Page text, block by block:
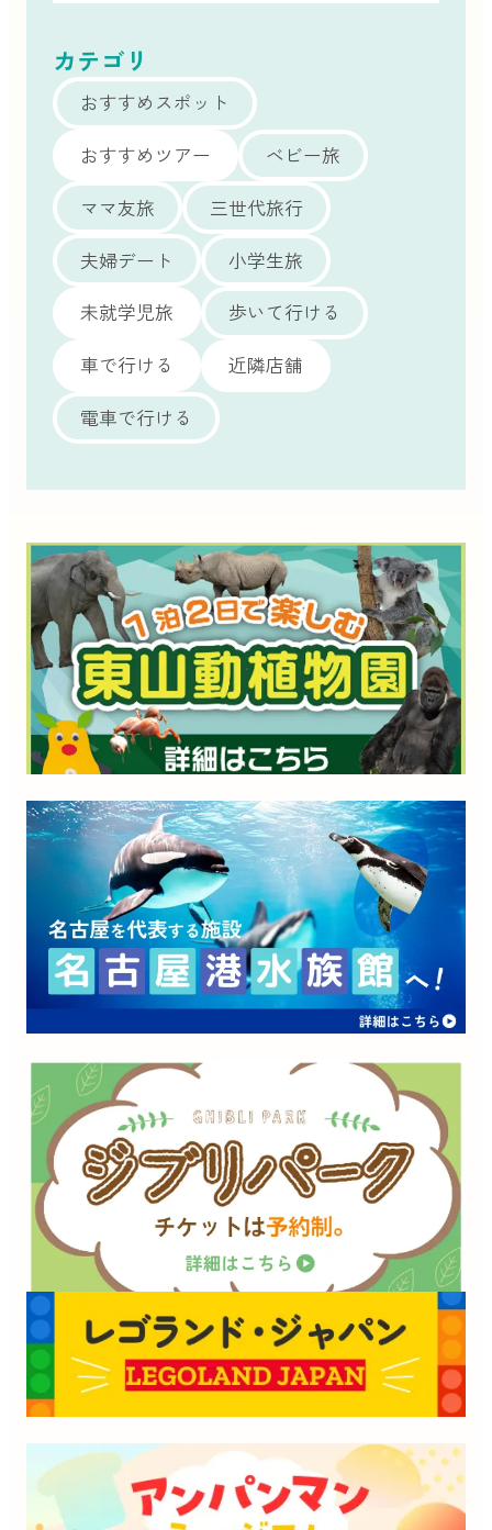
カテゴリ
おすすめスポット
おすすめツアー
ベビー旅
ママ友旅
三世代旅行
夫婦デート
小学生旅
未就学児旅
歩いて行ける
車で行ける
近隣店舗
電車で行ける